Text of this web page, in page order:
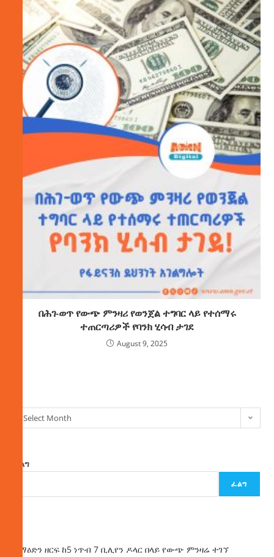
በሕገ-ወጥ የውጭ ምንዛሪ የወንጀል ተግባር ላይ የተሰማሩ
ተጠርጣሪዎች የባንክ ሂሳብ ታገደ
August 9, 2025
Select Month
ፈልግ
ፈልግ
ከማዕድን ዘርፍ ከ5 ነጥብ 7 ቢሊየን ዶላር በላይ የውጭ ምንዛሬ ተገኘ